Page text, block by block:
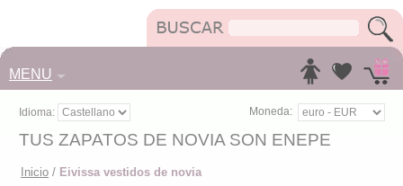
MENU
Idioma: Moneda:
TUS ZAPATOS DE NOVIA SON ENEPE
Inicio / Eivissa vestidos de novia